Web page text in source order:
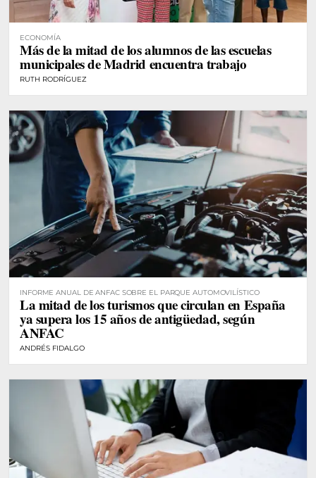
ECONOMÍA
Más de la mitad de los alumnos de las escuelas
municipales de Madrid encuentra trabajo
RUTH RODRÍGUEZ
INFORME ANUAL DE ANFAC SOBRE EL PARQUE AUTOMOVILÍSTICO
La mitad de los turismos que circulan en España
ya supera los 15 años de antigüedad, según
ANFAC
ANDRÉS FIDALGO